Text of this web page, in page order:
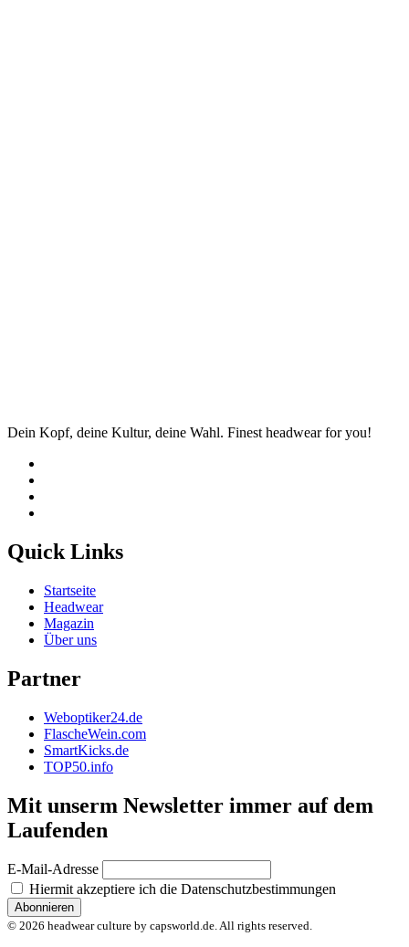
Dein Kopf, deine Kultur, deine Wahl. Finest headwear for you!
Quick Links
Startseite
Headwear
Magazin
Über uns
Partner
Weboptiker24.de
FlascheWein.com
SmartKicks.de
TOP50.info
Mit unserm Newsletter immer auf dem
Laufenden
E-Mail-Adresse
Hiermit akzeptiere ich die Datenschutzbestimmungen
© 2026 headwear culture by capsworld.de. All rights reserved.